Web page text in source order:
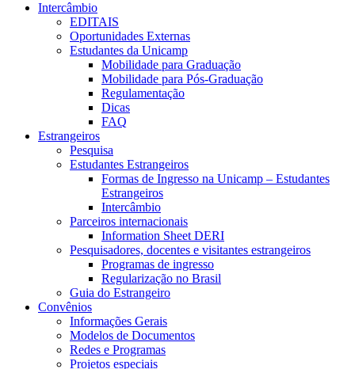
Intercâmbio
EDITAIS
Oportunidades Externas
Estudantes da Unicamp
Mobilidade para Graduação
Mobilidade para Pós-Graduação
Regulamentação
Dicas
FAQ
Estrangeiros
Pesquisa
Estudantes Estrangeiros
Formas de Ingresso na Unicamp – Estudantes
Estrangeiros
Intercâmbio
Parceiros internacionais
Information Sheet DERI
Pesquisadores, docentes e visitantes estrangeiros
Programas de ingresso
Regularização no Brasil
Guia do Estrangeiro
Convênios
Informações Gerais
Modelos de Documentos
Redes e Programas
Projetos especiais